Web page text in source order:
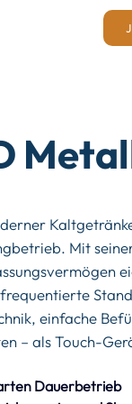
Mit
einfache
– als Touch-
Dauerbetrieb